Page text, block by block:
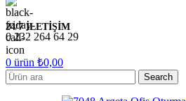
24/7 İLETİŞİM
0 232 264 64 29
0 ürün ₺0,00
Search